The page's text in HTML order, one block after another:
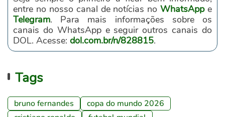
entre no nosso canal de notícias noWhatsAppe
Telegram. Para mais informações sobre os
canais do WhatsApp e seguir outros canais do
DOL. Acesse: dol.com.br/n/828815.
Tags
bruno fernandes
copa do mundo 2026